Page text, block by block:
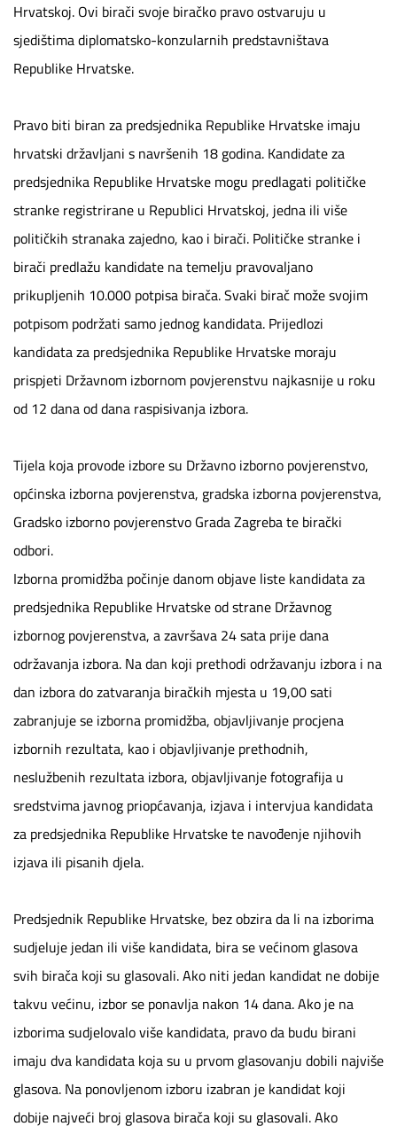
Hrvatskoj. Ovi birači svoje biračko pravo ostvaruju u
sjedištima diplomatsko-konzularnih predstavništava
Republike Hrvatske.
Pravo biti biran za predsjednika Republike Hrvatske imaju
hrvatski državljani s navršenih 18 godina. Kandidate za
predsjednika Republike Hrvatske mogu predlagati političke
stranke registrirane u Republici Hrvatskoj, jedna ili više
političkih stranaka zajedno, kao i birači. Političke stranke i
birači predlažu kandidate na temelju pravovaljano
prikupljenih 10.000 potpisa birača. Svaki birač može svojim
potpisom podržati samo jednog kandidata. Prijedlozi
kandidata za predsjednika Republike Hrvatske moraju
prispjeti Državnom izbornom povjerenstvu najkasnije u roku
od 12 dana od dana raspisivanja izbora.
Tijela koja provode izbore su Državno izborno povjerenstvo,
općinska izborna povjerenstva, gradska izborna povjerenstva,
Gradsko izborno povjerenstvo Grada Zagreba te birački
odbori.
Izborna promidžba počinje danom objave liste kandidata za
predsjednika Republike Hrvatske od strane Državnog
izbornog povjerenstva, a završava 24 sata prije dana
održavanja izbora. Na dan koji prethodi održavanju izbora i na
dan izbora do zatvaranja biračkih mjesta u 19,00 sati
zabranjuje se izborna promidžba, objavljivanje procjena
izbornih rezultata, kao i objavljivanje prethodnih,
neslužbenih rezultata izbora, objavljivanje fotografija u
sredstvima javnog priopćavanja, izjava i intervjua kandidata
za predsjednika Republike Hrvatske te navođenje njihovih
izjava ili pisanih djela.
Predsjednik Republike Hrvatske, bez obzira da li na izborima
sudjeluje jedan ili više kandidata, bira se većinom glasova
svih birača koji su glasovali. Ako niti jedan kandidat ne dobije
takvu većinu, izbor se ponavlja nakon 14 dana. Ako je na
izborima sudjelovalo više kandidata, pravo da budu birani
imaju dva kandidata koja su u prvom glasovanju dobili najviše
glasova. Na ponovljenom izboru izabran je kandidat koji
dobije najveći broj glasova birača koji su glasovali. Ako